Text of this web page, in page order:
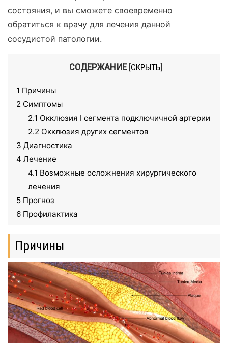
состояния, и вы сможете своевременно
обратиться к врачу для лечения данной
сосудистой патологии.
СОДЕРЖАНИЕ [СКРЫТЬ]
1 Причины
2 Симптомы
2.1 Окклюзия I сегмента подключичной артерии
2.2 Окклюзия других сегментов
3 Диагностика
4 Лечение
4.1 Возможные осложнения хирургического
лечения
5 Прогноз
6 Профилактика
Причины